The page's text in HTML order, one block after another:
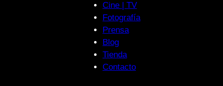
Cine | TV
Fotografía
Prensa
Blog
Tienda
Contacto